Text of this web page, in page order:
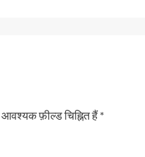
आवश्यक फ़ील्ड चिह्नित हैं*